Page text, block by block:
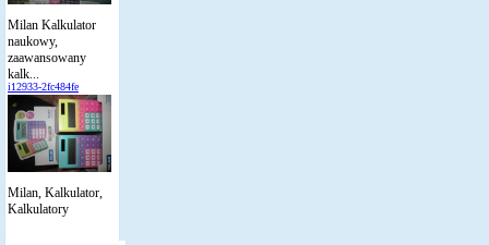
Milan Kalkulator
naukowy,
zaawansowany
kalk...
i12933-2fc484fe
Milan, Kalkulator,
Kalkulatory